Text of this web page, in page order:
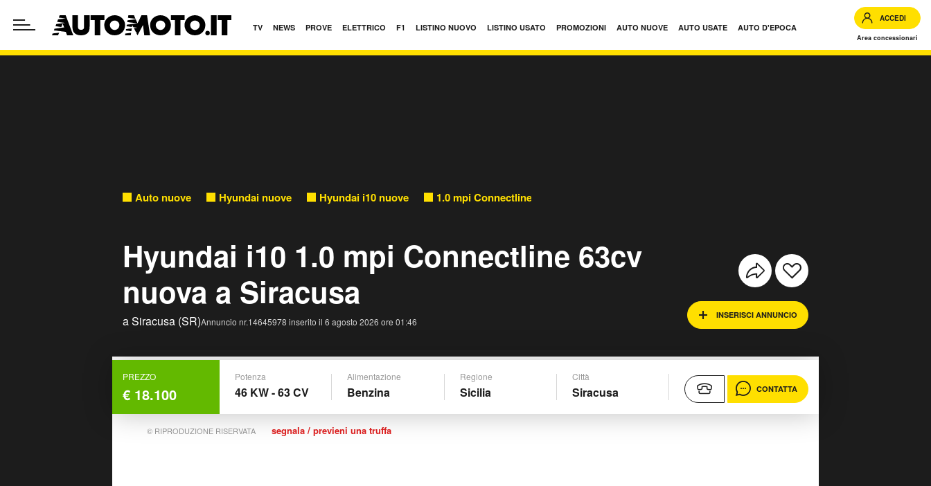
TV NEWS PROVE ELETTRICO F1 LISTINO NUOVO LISTINO USATO PROMOZIONI AUTO NUOVE AUTO USATE AUTO D'EPOCA
ACCEDI
Area concessionari
Auto nuove Hyundai nuove Hyundai i10 nuove 1.0 mpi Connectline 63cv nuove
Hyundai i10 1.0 mpi Connectline 63cv
nuova a Siracusa
a Siracusa (SR)Annuncio nr.14645978 inserito il 6 agosto 2026 ore 01:46
INSERISCI ANNUNCIO
Sikelia Auto - Syraka Siracusa Concessionario ufficiale Hyundai
PREZZO
€ 18.100
Potenza
46 KW - 63 CV
Alimentazione
Benzina
Regione
Sicilia
Città
Siracusa CONTATTA
© RIPRODUZIONE RISERVATA segnala / previeni una truffa